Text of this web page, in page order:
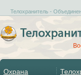
Телохранитель -
Охрана